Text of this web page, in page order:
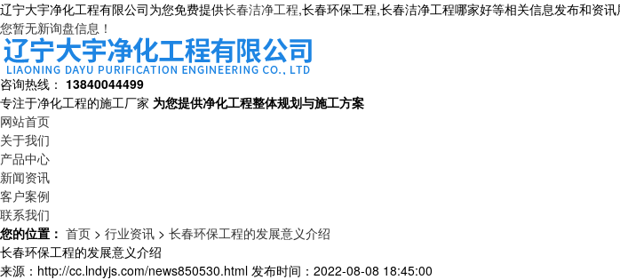
辽宁大宇净化工程有限公司为您免费提供长春洁净工程,长春环保工程,长春洁净工程哪家好等相关信息发布和资讯
您暂无新询盘信息！
咨询热线： 13840044499
专注于净化工程的施工厂家 为您提供净化工程整体规划与施工方案
网站首页
关于我们
产品中心
新闻资讯
客户案例
联系我们
您的位置： 首页 > 行业资讯 > 长春环保工程的发展意义介绍
长春环保工程的发展意义介绍
来源：http://cc.lndyjs.com/news850530.html 发布时间：2022-08-08 18:45:00